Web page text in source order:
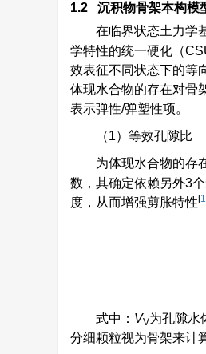
1.2 沉积物骨架本构模
在临界状态土力学
学特性的统一硬化（
效表征不同状态下的等
体现水合物的存在对骨
表示弹性/弹塑性项。
（1）等效孔隙比
为体现水合物的存
数，其确定依赖另外3
度，从而增强剪胀特性[
式中： VV为孔隙水
分细颗粒视为骨架来计